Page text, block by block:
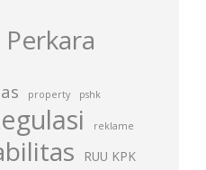
property pshk
reklame
RUU KPK